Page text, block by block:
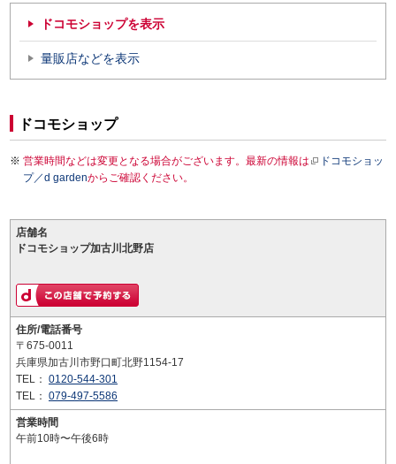
ドコモショップを表示
量販店などを表示
ドコモショップ
営業時間などは変更となる場合がございます。最新の情報は
ドコモショッ
プ／d gardenからご確認ください。
店舗名
ドコモショップ加古川北野店
住所/電話番号
〒675-0011
兵庫県加古川市野口町北野1154-17
TEL： 0120-544-301
TEL： 079-497-5586
営業時間
午前10時〜午後6時